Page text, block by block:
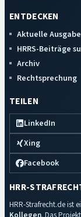
ENTDECKEN
Aktuelle Ausgabe
HRRS-Beiträge
Archiv
Rechtsprechung
TEILEN
LinkedIn
Xing
Facebook
HRR-
HRR-Strafrecht.de ist